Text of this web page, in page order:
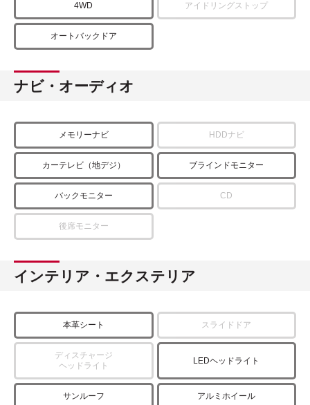
4WD アイドリングストップ
オートバックドア
ナビ・オーディオ
メモリーナビ HDDナビ
カーテレビ（地デジ） ブラインドモニター
バックモニター CD
後席モニター
インテリア・エクステリア
本革シート スライドドア
ディスチャージ
ヘッドライト
LEDヘッドライト
サンルーフ アルミホイール